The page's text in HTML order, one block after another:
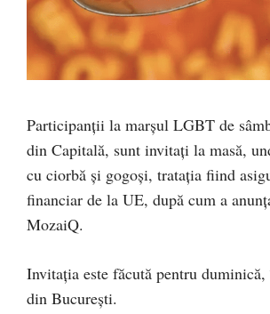
Participanții la marșul LGBT de
din Capitală, sunt invitați la masă,
cu ciorbă și gogoși, tratația fiind
financiar de la UE, după cum a
MozaiQ.
Invitația este făcută pentru
din București.